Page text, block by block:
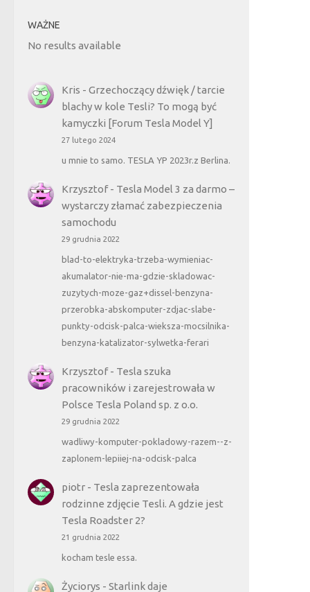
WAŻNE
No results available
Kris - Grzechoczący dźwięk / tarcie
blachy w kole Tesli? To mogą być
kamyczki [Forum Tesla Model Y]
27 lutego 2024
u mnie to samo. TESLA YP 2023r.z Berlina.
Krzysztof- Tesla Model 3 za darmo –
wystarczy złamać zabezpieczenia
samochodu
29 grudnia 2022
blad-to-elektryka-trzeba-wymieniac-
akumalator-nie-ma-gdzie-skladowac-
zuzytych-moze-gaz+dissel-benzyna-
przerobka-abskomputer-zdjac-slabe-
punkty-odcisk-palca-wieksza-mocsilnika-
benzyna-katalizator-sylwetka-ferari
Krzysztof- Tesla szuka
pracowników i zarejestrowała w
Polsce Tesla Poland sp. z o.o.
29 grudnia 2022
wadliwy-komputer-pokladowy-razem--z-
zaplonem-lepiiej-na-odcisk-palca
piotr- Tesla zaprezentowała
rodzinne zdjęcie Tesli. A gdzie jest
Tesla Roadster 2?
21 grudnia 2022
kocham tesle essa.
Życiorys - Starlink daje